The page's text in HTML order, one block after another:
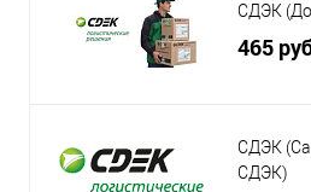
СДЭК
465
СДЭК
СДЭК)